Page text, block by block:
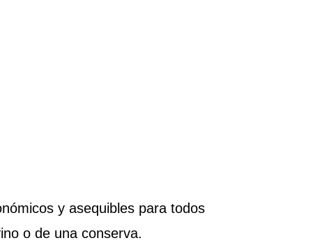
y asequibles para todos
o de una conserva.